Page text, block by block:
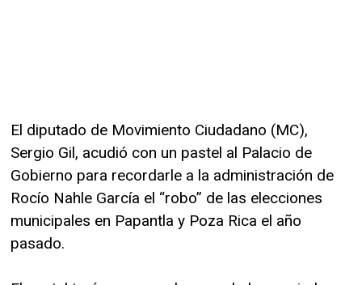
El diputado de Movimiento Ciudadano (MC),
Sergio Gil, acudió con un pastel al Palacio de
Gobierno para recordarle a la administración de
Rocío Nahle García el “robo” de las elecciones
municipales en Papantla y Poza Rica el año
pasado.